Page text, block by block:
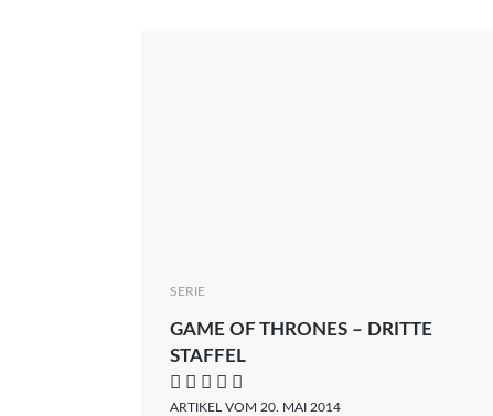
SERIE
GAME OF THRONES – DRITTE
STAFFEL
    
ARTIKEL VOM 20. MAI 2014